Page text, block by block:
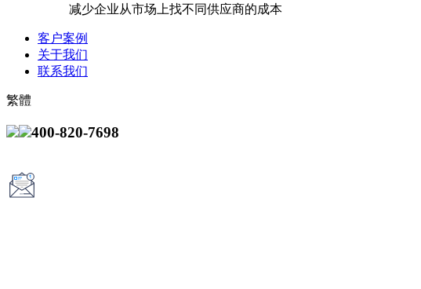
减少企业从市场上找不同供应商的成本
客户案例
关于我们
联系我们
繁體
400-820-7698